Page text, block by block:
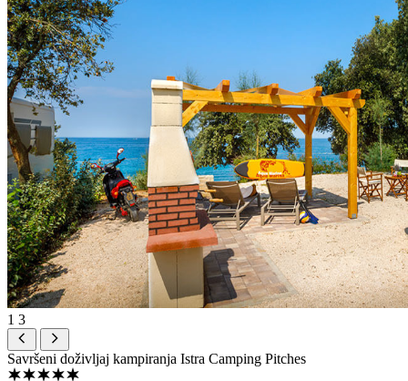
1 3
Savršeni doživljaj kampiranja Istra Camping Pitches